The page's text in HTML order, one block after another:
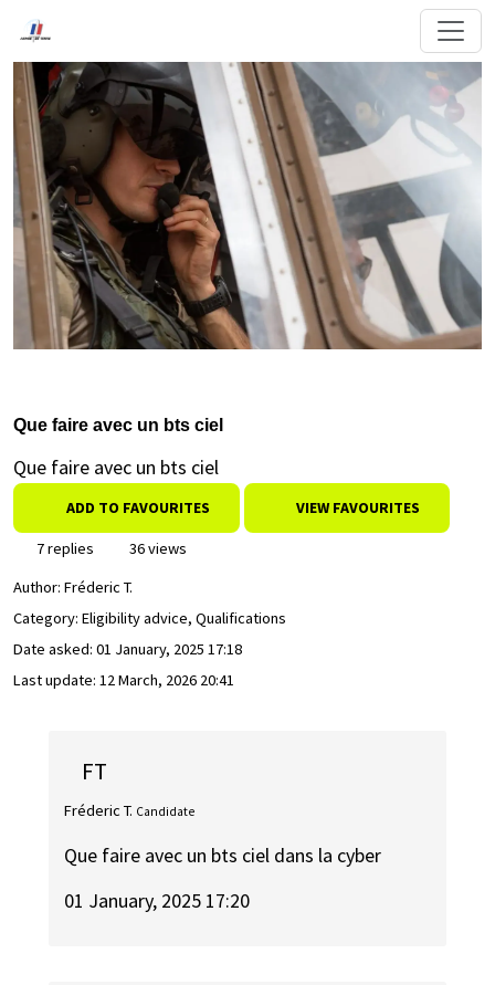
Que faire avec un bts ciel
Que faire avec un bts ciel
ADD TO FAVOURITES VIEW FAVOURITES
7 replies
36 views
Author: Fréderic T.
Category: Eligibility advice, Qualifications
Date asked: 01 January, 2025 17:18
Last update: 12 March, 2026 20:41
FT
Fréderic T. Candidate
Que faire avec un bts ciel dans la cyber
01 January, 2025 17:20